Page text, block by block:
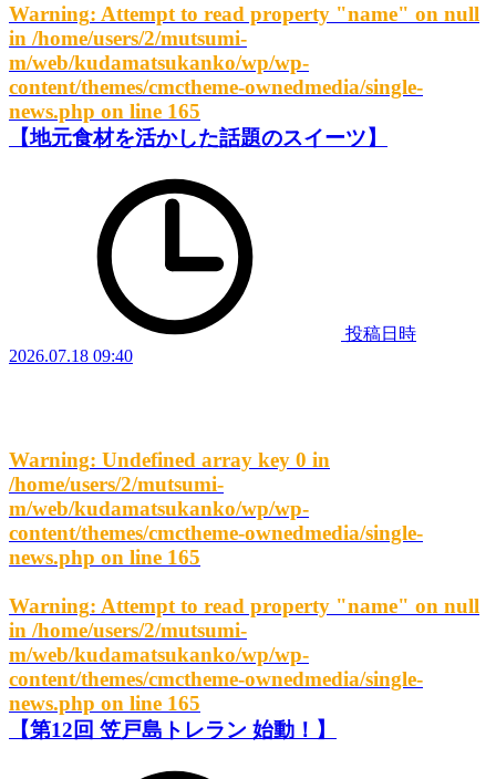
Warning: Attempt to read property "name" on null
in /home/users/2/mutsumi-
m/web/kudamatsukanko/wp/wp-
content/themes/cmctheme-ownedmedia/single-
news.php on line 165
【地元食材を活かした話題のスイーツ】
投稿日時
2026.07.18 09:40
Warning: Undefined array key 0 in
/home/users/2/mutsumi-
m/web/kudamatsukanko/wp/wp-
content/themes/cmctheme-ownedmedia/single-
news.php on line 165
Warning: Attempt to read property "name" on null
in /home/users/2/mutsumi-
m/web/kudamatsukanko/wp/wp-
content/themes/cmctheme-ownedmedia/single-
news.php on line 165
【第12回 笠戸島トレラン 始動！】